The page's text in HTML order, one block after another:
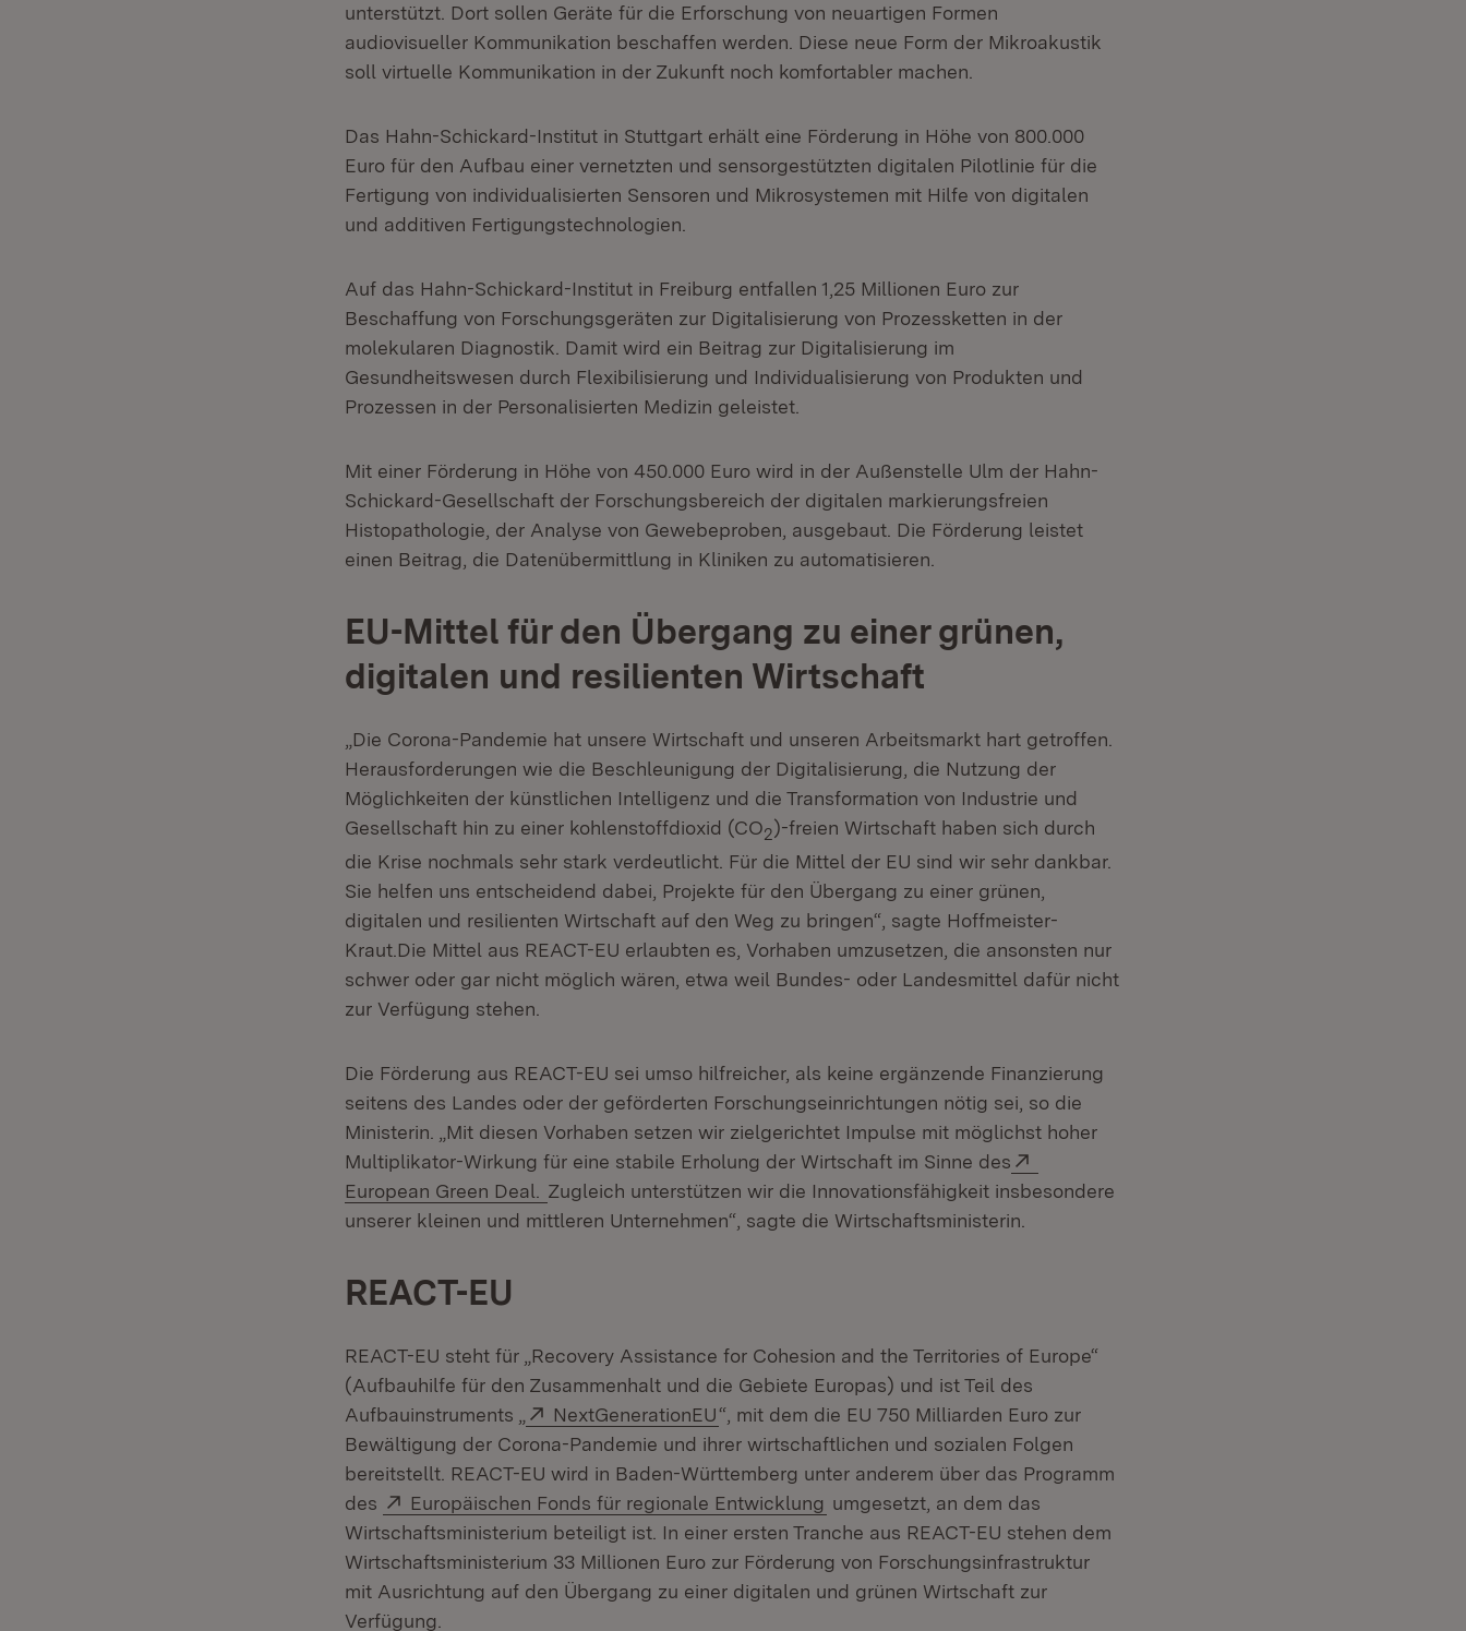
unterstützt. Dort sollen Geräte für die Erforschung von neuartigen Formen
audiovisueller Kommunikation beschaffen werden. Diese neue Form der Mikroakustik
soll virtuelle Kommunikation in der Zukunft noch komfortabler machen.
Das Hahn-Schickard-Institut in Stuttgart erhält eine Förderung in Höhe von 800.000
Euro für den Aufbau einer vernetzten und sensorgestützten digitalen Pilotlinie für die
Fertigung von individualisierten Sensoren und Mikrosystemen mit Hilfe von digitalen
und additiven Fertigungstechnologien.
Auf das Hahn-Schickard-Institut in Freiburg entfallen 1,25 Millionen Euro zur
Beschaffung von Forschungsgeräten zur Digitalisierung von Prozessketten in der
molekularen Diagnostik. Damit wird ein Beitrag zur Digitalisierung im
Gesundheitswesen durch Flexibilisierung und Individualisierung von Produkten und
Prozessen in der Personalisierten Medizin geleistet.
Mit einer Förderung in Höhe von 450.000 Euro wird in der Außenstelle Ulm der Hahn-
Schickard-Gesellschaft der Forschungsbereich der digitalen markierungsfreien
Histopathologie, der Analyse von Gewebeproben, ausgebaut. Die Förderung leistet
einen Beitrag, die Datenübermittlung in Kliniken zu automatisieren.
EU-Mittel für den Übergang zu einer grünen,
digitalen und resilienten Wirtschaft
„Die Corona-Pandemie hat unsere Wirtschaft und unseren Arbeitsmarkt hart getroffen.
Herausforderungen wie die Beschleunigung der Digitalisierung, die Nutzung der
Möglichkeiten der künstlichen Intelligenz und die Transformation von Industrie und
Gesellschaft hin zu einer kohlenstoffdioxid (CO2)-freien Wirtschaft haben sich durch
die Krise nochmals sehr stark verdeutlicht. Für die Mittel der EU sind wir sehr dankbar.
Sie helfen uns entscheidend dabei, Projekte für den Übergang zu einer grünen,
digitalen und resilienten Wirtschaft auf den Weg zu bringen“, sagte Hoffmeister-
Kraut.Die Mittel aus REACT-EU erlaubten es, Vorhaben umzusetzen, die ansonsten nur
schwer oder gar nicht möglich wären, etwa weil Bundes- oder Landesmittel dafür nicht
zur Verfügung stehen.
Die Förderung aus REACT-EU sei umso hilfreicher, als keine ergänzende Finanzierung
seitens des Landes oder der geförderten Forschungseinrichtungen nötig sei, so die
Ministerin. „Mit diesen Vorhaben setzen wir zielgerichtet Impulse mit möglichst hoher
Multiplikator-Wirkung für eine stabile Erholung der Wirtschaft im Sinne des
European Green Deal.
(Öffnet in neuem Fenster)
Zugleich unterstützen wir die Innovationsfähigkeit insbesondere
unserer kleinen und mittleren Unternehmen“, sagte die Wirtschaftsministerin.
REACT-EU
REACT-EU steht für „Recovery Assistance for Cohesion and the Territories of Europe“
(Aufbauhilfe für den Zusammenhalt und die Gebiete Europas) und ist Teil des
Aufbauinstruments „
Extern:
NextGenerationEU(Öffnet in neuem Fenster)
“, mit dem die EU 750 Milliarden Euro zur
Bewältigung der Corona-Pandemie und ihrer wirtschaftlichen und sozialen Folgen
bereitstellt. REACT-EU wird in Baden-Württemberg unter anderem über das Programm
des
Extern:
Europäischen Fonds für regionale Entwicklung (Öffnet in neuem Fenster)
umgesetzt, an dem das
Wirtschaftsministerium beteiligt ist. In einer ersten Tranche aus REACT-EU stehen dem
Wirtschaftsministerium 33 Millionen Euro zur Förderung von Forschungsinfrastruktur
mit Ausrichtung auf den Übergang zu einer digitalen und grünen Wirtschaft zur
Verfügung.